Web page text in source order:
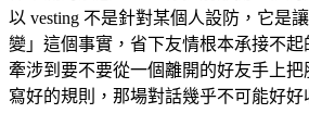
以 vesting 不是針對某個人設防，它是
變」這個事實，省下友情根本承接不
牽涉到要不要從一個離開的好友手上
寫好的規則，那場對話幾乎不可能好好